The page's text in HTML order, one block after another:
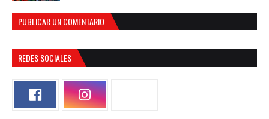
PUBLICAR UN COMENTARIO
REDES SOCIALES